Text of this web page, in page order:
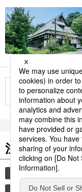
注目のキー
共同通信ニュース